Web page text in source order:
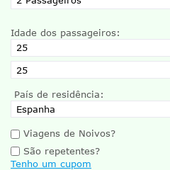
Idade dos passageiros:
País de residência:
Viagens de Noivos?
São repetentes?
Tenho um cupom